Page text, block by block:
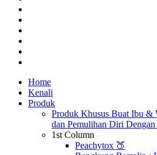
Close
Menu
Home
Kenali
Produk
Produk Khusus Buat Ibu &
dan Pemulihan Diri Dengan
1st Column
Peachytox 🍑